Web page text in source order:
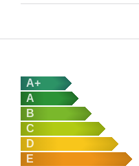
A+
A
B
C
D
E